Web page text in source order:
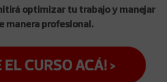
optimizar tu trabajo y manejar
manera profesional.